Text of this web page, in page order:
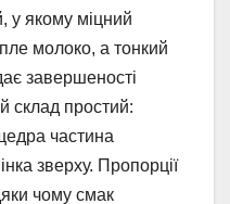
у якому міцний
молоко, а тонкий
завершеності
склад простий:
частина
зверху. Пропорції
чому смак